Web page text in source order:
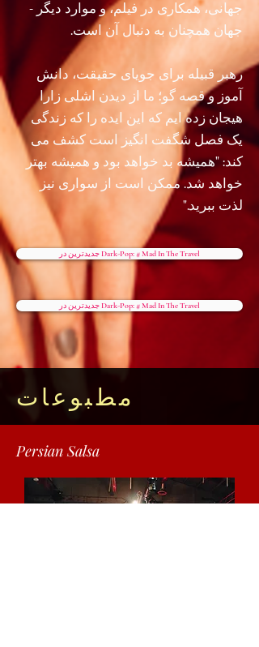
جهانی، همکاری در فیلم، و موارد دیگر -
جهان همچنان به دنبال آن است.
رهبر قبیله برای جویای حقیقت، دانش
آموز و قصه گو؛ ما از دیدن اشلی زارا
هیجان زده ایم که این ایده را که زندگی
یک فصل شگفت انگیز است کشف می
کند: "همیشه بد خواهد بود و همیشه بهتر
خواهد شد. ممکن است از سواری نیز
لذت ببرید."
جدیدترین در Dark-Pop: # Mad In The Travel
جدیدترین در Dark-Pop: # Mad In The Travel
مطبوعات
Persian Salsa